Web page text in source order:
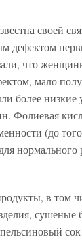
своей
дефектом
что
мало
более низкие
Фолиевая
(до
нормального
в том
сушеные